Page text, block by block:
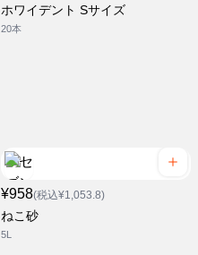
ホワイデント Sサイズ
20本
¥958(税込¥1,053.8)
ねこ砂
5L